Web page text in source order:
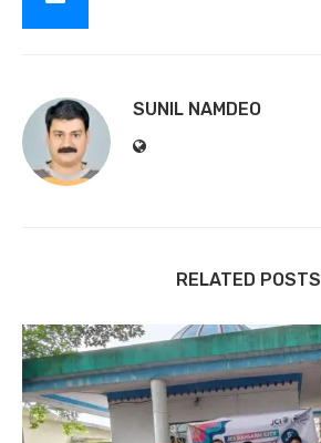
SUNIL NAMDEO
RELATED POSTS